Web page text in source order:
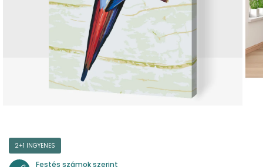
2+1 INGYENES
Festés számok szerint